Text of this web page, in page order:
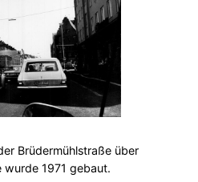
Brüdermühlstraße über
wurde 1971 gebaut.